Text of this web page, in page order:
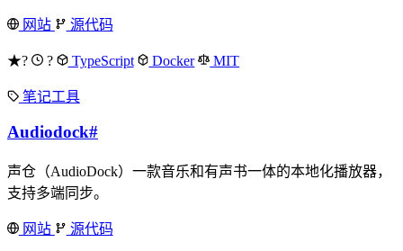
网站 源代码
★? ? TypeScript Docker MIT
笔记工具
Audiodock#
声仓（AudioDock）一款音乐和有声书一体的本地化播放器，
支持多端同步。
网站 源代码